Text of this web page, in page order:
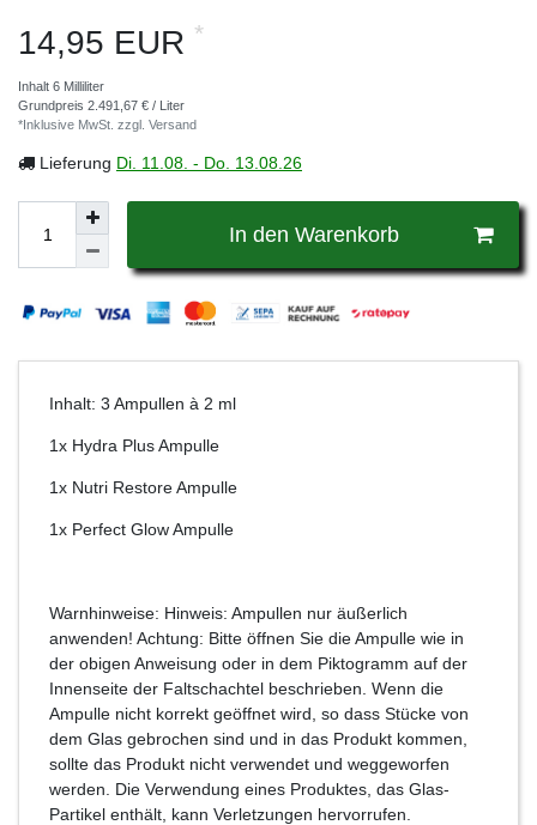
14,95 EUR *
Inhalt 6 Milliliter
Grundpreis 2.491,67 € / Liter
*Inklusive MwSt. zzgl. Versand
Lieferung Di. 11.08. - Do. 13.08.26
In den Warenkorb
Inhalt: 3 Ampullen à 2 ml
1x Hydra Plus Ampulle
1x Nutri Restore Ampulle
1x Perfect Glow Ampulle
Warnhinweise: Hinweis: Ampullen nur äußerlich
anwenden! Achtung: Bitte öffnen Sie die Ampulle wie in
der obigen Anweisung oder in dem Piktogramm auf der
Innenseite der Faltschachtel beschrieben. Wenn die
Ampulle nicht korrekt geöffnet wird, so dass Stücke von
dem Glas gebrochen sind und in das Produkt kommen,
sollte das Produkt nicht verwendet und weggeworfen
werden. Die Verwendung eines Produktes, das Glas-
Partikel enthält, kann Verletzungen hervorrufen.